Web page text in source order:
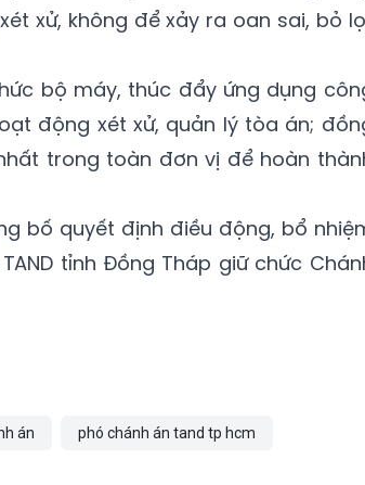
xử, không để xảy ra oan sai, bỏ
bộ máy, thúc đẩy ứng dụng
động xét xử, quản lý tòa án;
trong toàn đơn vị để hoàn
bố quyết định điều động, bổ
tỉnh Đồng Tháp giữ chức
án
phó chánh án tand tp hcm